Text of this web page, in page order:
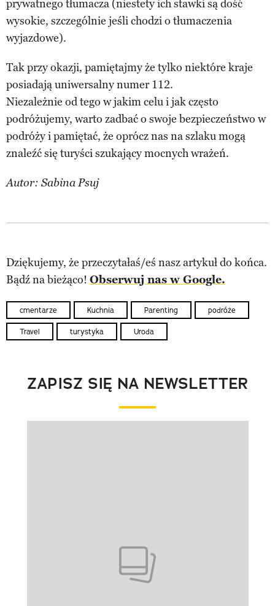
prywatnego tłumacza (niestety ich stawki są dość
wysokie, szczególnie jeśli chodzi o tłumaczenia
wyjazdowe).
Tak przy okazji, pamiętajmy że tylko niektóre kraje
posiadają uniwersalny numer 112.
Niezależnie od tego w jakim celu i jak często
podróżujemy, warto zadbać o swoje bezpieczeństwo w
podróży i pamiętać, że oprócz nas na szlaku mogą
znaleźć się turyści szukający mocnych wrażeń.
Autor: Sabina Psuj
Dziękujemy, że przeczytałaś/eś nasz artykuł do końca.
Bądź na bieżąco! Obserwuj nas w Google.
cmentarze Kuchnia Parenting podróże
Travel turystyka Uroda
ZAPISZ SIĘ NA NEWSLETTER